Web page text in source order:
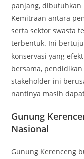
panjang, dibutuhkan
Kemitraan antara
serta sektor swasta
terbentuk. Ini
konservasi yang
bersama,
stakeholder ini
nantinya masih
Gunung
Nasional
Gunung Kerenceng